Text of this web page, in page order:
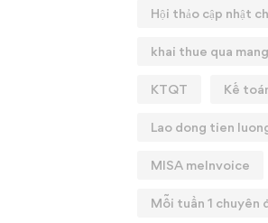
Hội thảo cập nhật
khai thue qua mang
KTQT Kế
Lao dong tien
MISA meInvoice
Mỗi tuần 1 chuyên